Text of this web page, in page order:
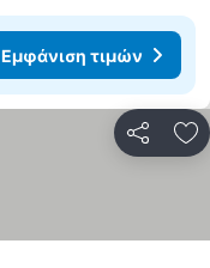
Εμφάνιση τιμών